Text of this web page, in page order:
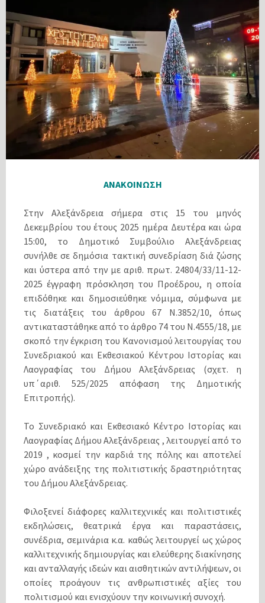
ΑΝΑΚΟΙΝΩΣΗ
Στην Αλεξάνδρεια σήμερα στις 15 του μηνός
Δεκεμβρίου του έτους 2025 ημέρα Δευτέρα και ώρα
15:00, το Δημοτικό Συμβούλιο Αλεξάνδρειας
συνήλθε σε δημόσια τακτική συνεδρίαση διά ζώσης
και ύστερα από την με αριθ. πρωτ. 24804/33/11-12-
2025 έγγραφη πρόσκληση του Προέδρου, η οποία
επιδόθηκε και δημοσιεύθηκε νόμιμα, σύμφωνα με
τις διατάξεις του άρθρου 67 Ν.3852/10, όπως
αντικαταστάθηκε από το άρθρο 74 του Ν.4555/18, με
σκοπό την έγκριση του Κανονισμού λειτουργίας του
Συνεδριακού και Εκθεσιακού Κέντρου Ιστορίας και
Λαογραφίας του Δήμου Αλεξάνδρειας (σχετ. η
υπ΄αριθ. 525/2025 απόφαση της Δημοτικής
Επιτροπής).
Το Συνεδριακό και Εκθεσιακό Κέντρο Ιστορίας και
Λαογραφίας Δήμου Αλεξάνδρειας , λειτουργεί από το
2019 , κοσμεί την καρδιά της πόλης και αποτελεί
χώρο ανάδειξης της πολιτιστικής δραστηριότητας
του Δήμου Αλεξάνδρειας.
Φιλοξενεί διάφορες καλλιτεχνικές και πολιτιστικές
εκδηλώσεις, θεατρικά έργα και παραστάσεις,
συνέδρια, σεμινάρια κ.α. καθώς λειτουργεί ως χώρος
καλλιτεχνικής δημιουργίας και ελεύθερης διακίνησης
και ανταλλαγής ιδεών και αισθητικών αντιλήψεων, οι
οποίες προάγουν τις ανθρωπιστικές αξίες του
πολιτισμού και ενισχύουν την κοινωνική συνοχή.